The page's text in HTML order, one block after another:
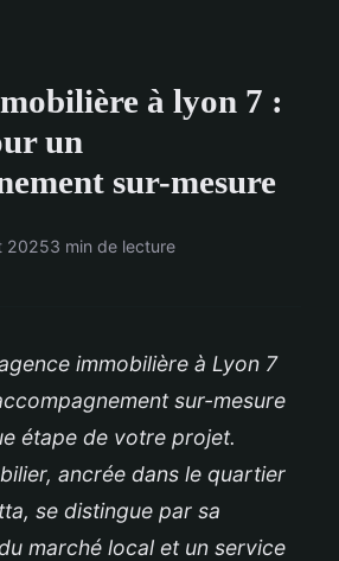
à lyon 7 :
un
sur-mesure
20253 min de lecture
immobilière à Lyon 7
sur-mesure
étape de votre projet.
ancrée dans le quartier
se distingue par sa
marché local et un service